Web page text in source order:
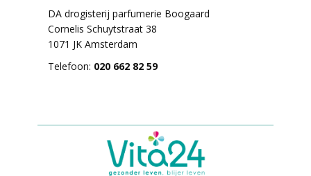
DA drogisterij parfumerie Boogaard
Cornelis Schuytstraat 38
1071 JK Amsterdam
Telefoon: 020 662 82 59